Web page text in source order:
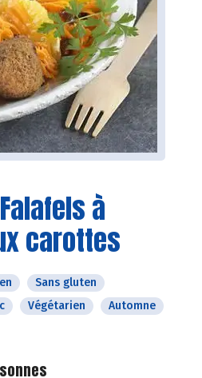
à
carottes
Sans gluten
Végétarien
Automne